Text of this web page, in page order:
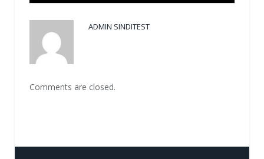
ADMIN SINDITEST
Comments are closed.